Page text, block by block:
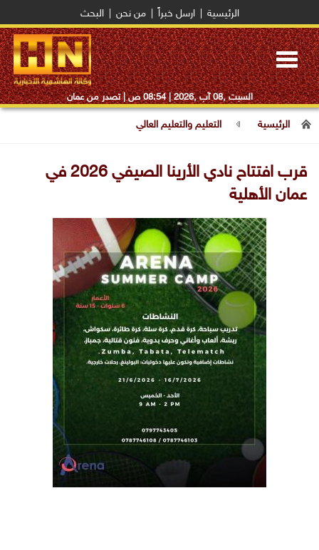
الرئيسية ارسل خبراً من نحن البحث
Toggle
navigation
السبت ,08 آب ,2026 | 08:54 ص | تصدر من عمان
الرئيسية التعليم والتعليم العالي
قرب افتتاح نادي الأرينا الصيفي 2026 في
عمان الأهلية